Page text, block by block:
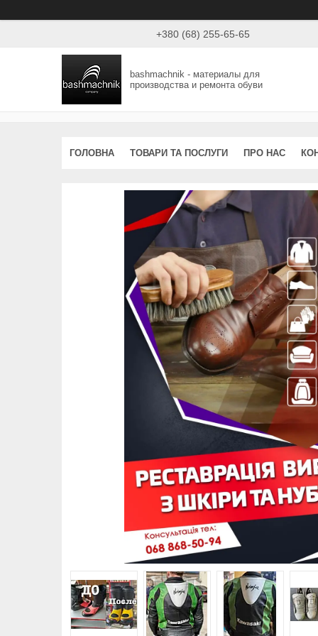
+380 (68) 255-65-65
bashmachnik - материалы для
производства и ремонта обуви
ГОЛОВНА ТОВАРИ ТА ПОСЛУГИ ПРО НАС